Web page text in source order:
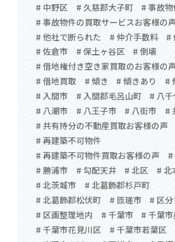
# 中野区
# 久慈郡大子町
# 事故物
# 事故物件の買取サービスお客様の
# 他社で断られた
# 仲介手数料
#
# 佐倉市
# 保土ヶ谷区
# 倒壊
# 借地権付き空き家買取のお客様の
# 借地買取
# 傾き # 傾きあり
#
# 入間市
# 入間郡毛呂山町
# 八
# 八潮市
# 八王子市 # 八街市
#
# 共有持分の不動産買取お客様の声
# 再建築不可物件
# 再建築不可物件買取お客様の声
#
# 勝浦市
# 勾配天井 # 北区
# 北
# 北茨城市
# 北葛飾郡杉戸町
# 北葛飾郡松伏町
# 匝瑳市
# 区
# 区画整理地内
# 千葉市
# 千葉
# 千葉市花見川区
# 千葉市若葉区